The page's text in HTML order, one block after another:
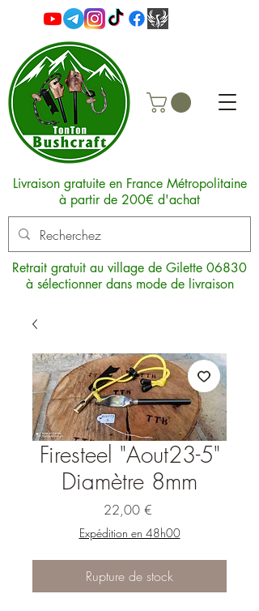
Livraison gratuite en France Métropolitaine
à partir de 200€ d'achat
Retrait gratuit au village de Gilette 06830
à sélectionner dans mode de livraison
Firesteel "Aout23-5"
Diamètre 8mm
22,00 €Prix
Expédition en 48h00
Rupture de stock